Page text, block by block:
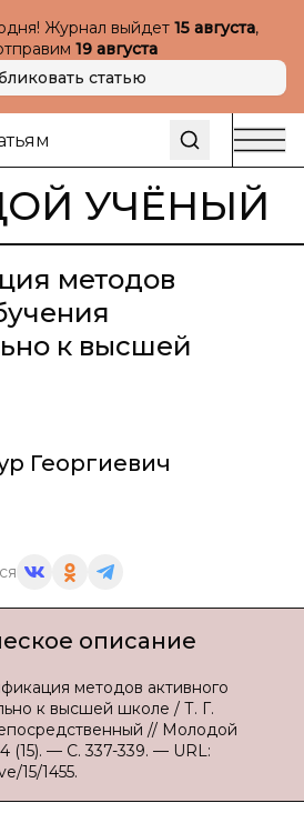
Журнал выйдет 15 августа,
19 августа
статью
УЧЁНЫЙ
методов
к высшей
Георгиевич
описание
методов активного
к высшей школе / Т. Г.
// Молодой
— С. 337-339. — URL:
15/1455.